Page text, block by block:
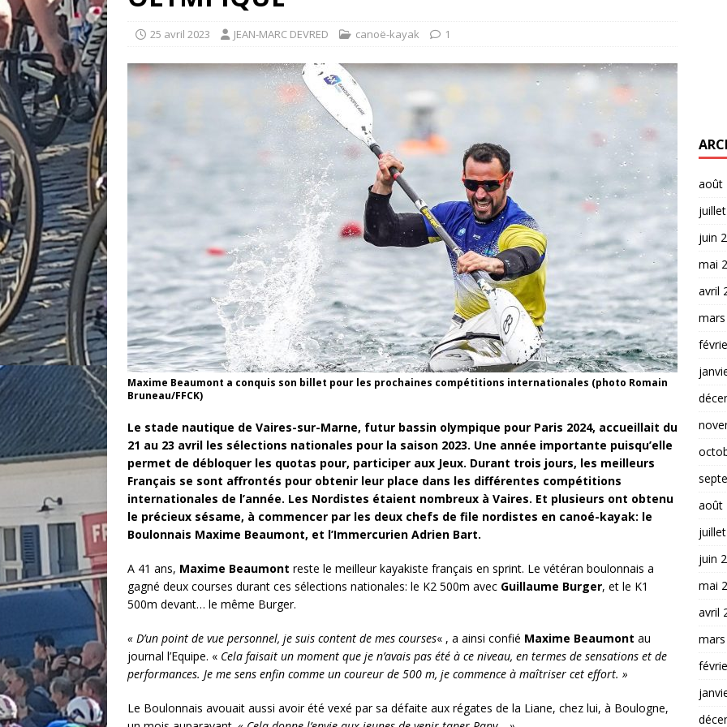
25 avril 2023 JEAN-MARC DEVRED canoë-kayak 1
Maxime Beaumont a conquis son billet pour les prochaines compétitions internationales (photo Romain
Bruneau/FFCK)
Le stade nautique de Vaires-sur-Marne, futur bassin olympique pour Paris 2024, accueillait du
21 au 23 avril les sélections nationales pour la saison 2023. Une année importante puisqu’elle
permet de débloquer les quotas pour, participer aux Jeux. Durant trois jours, les meilleurs
Français se sont affrontés pour obtenir leur place dans les différentes compétitions
internationales de l’année. Les Nordistes étaient nombreux à Vaires. Et plusieurs ont obtenu
le précieux sésame, à commencer par les deux chefs de file nordistes en canoé-kayak: le
Boulonnais Maxime Beaumont, et l’Immercurien Adrien Bart.
A 41 ans, Maxime Beaumont reste le meilleur kayakiste français en sprint. Le vétéran boulonnais a
gagné deux courses durant ces sélections nationales: le K2 500m avec Guillaume Burger, et le K1
500m devant… le même Burger.
« D’un point de vue personnel, je suis content de mes courses« , a ainsi confié Maxime Beaumont au
journal l’Equipe. « Cela faisait un moment que je n’avais pas été à ce niveau, en termes de sensations et de
performances. Je me sens enfin comme un coureur de 500 m, je commence à maîtriser cet effort. »
Le Boulonnais avouait aussi avoir été vexé par sa défaite aux régates de la Liane, chez lui, à Boulogne,
août
juin
mai
avril
août
juin
mai
avril